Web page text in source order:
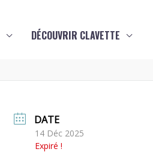
DÉCOUVRIR CLAVETTE
DATE
14 Déc 2025
Expiré !